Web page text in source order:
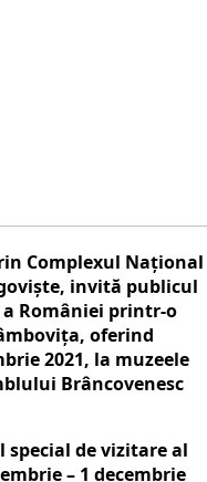
Complexul Național
invită publicul
României printr-o
oferind
2021, la muzeele
Brâncovenesc
de vizitare al
– 1 decembrie